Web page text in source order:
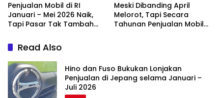
Penjualan Mobil di RI
Januari – Mei 2026 Naik,
Tapi Pasar Tak Tambah
Meski Dibanding April
Melorot, Tapi Secara
Tahunan Penjualan Mobil
Read Also
Hino dan Fuso Bukukan Lonjakan
Penjualan di Jepang selama Januari –
Juli 2026